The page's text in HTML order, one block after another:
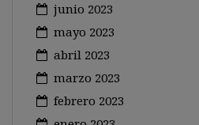
junio 2023
mayo 2023
abril 2023
marzo 2023
febrero 2023